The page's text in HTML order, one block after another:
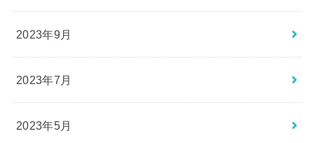
2023年9月
2023年7月
2023年5月